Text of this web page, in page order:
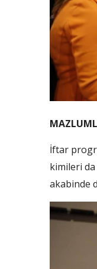
İftar
kimileri da
akabinde